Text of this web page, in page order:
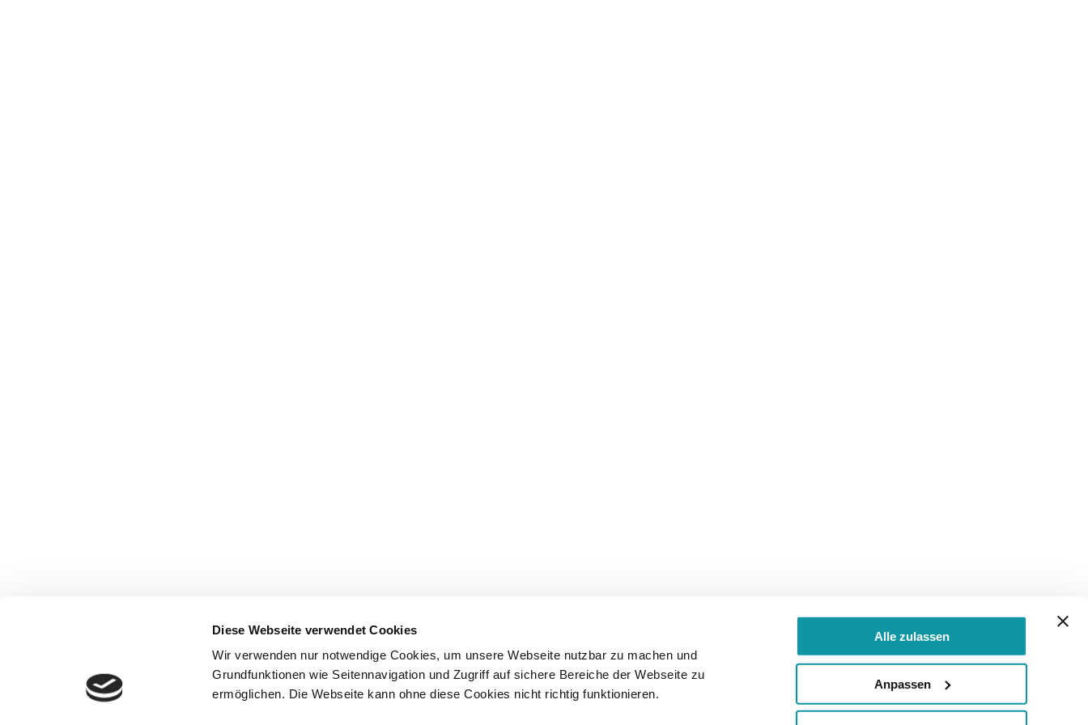
Diese Webseite verwendet Cookies
Wir verwenden nur notwendige Cookies, um unsere Webseite nutzbar zu machen und
Grundfunktionen wie Seitennavigation und Zugriff auf sichere Bereiche der Webseite zu
ermöglichen. Die Webseite kann ohne diese Cookies nicht richtig funktionieren.
Alle zulassen
Anpassen